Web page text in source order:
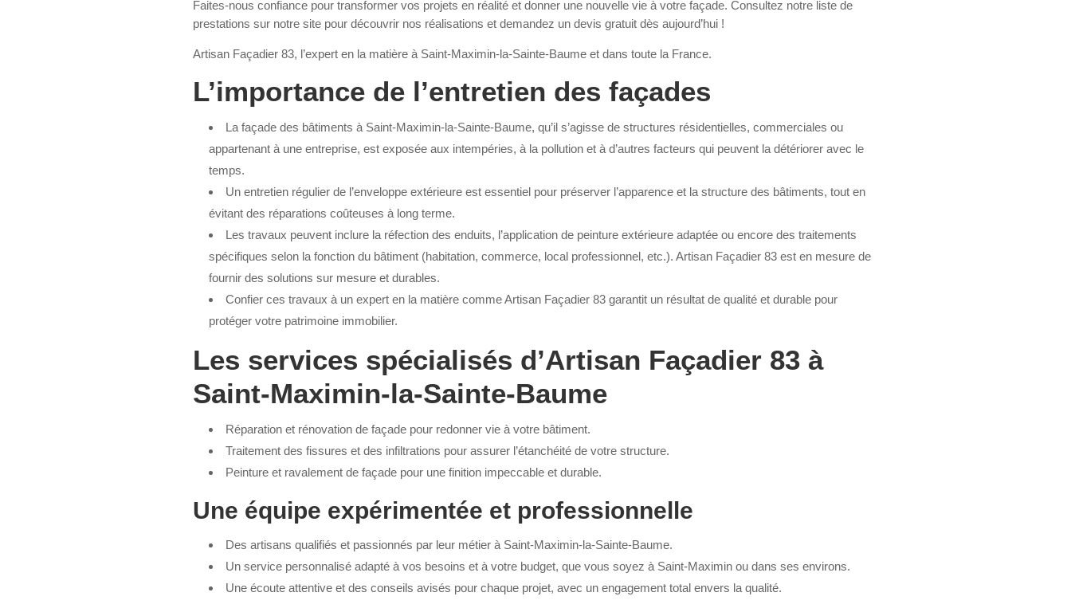
Faites-nous confiance pour transformer vos projets en réalité et donner une nouvelle vie à votre façade. Consultez notre liste de
prestations sur notre site pour découvrir nos réalisations et demandez un devis gratuit dès aujourd’hui !
Artisan Façadier 83, l’expert en la matière à Saint-Maximin-la-Sainte-Baume et dans toute la France.
L’importance de l’entretien des façades
La façade des bâtiments à Saint-Maximin-la-Sainte-Baume, qu’il s’agisse de structures résidentielles, commerciales ou
appartenant à une entreprise, est exposée aux intempéries, à la pollution et à d’autres facteurs qui peuvent la détériorer avec le
temps.
Un entretien régulier de l’enveloppe extérieure est essentiel pour préserver l’apparence et la structure des bâtiments, tout en
évitant des réparations coûteuses à long terme.
Les travaux peuvent inclure la réfection des enduits, l’application de peinture extérieure adaptée ou encore des traitements
spécifiques selon la fonction du bâtiment (habitation, commerce, local professionnel, etc.). Artisan Façadier 83 est en mesure de
fournir des solutions sur mesure et durables.
Confier ces travaux à un expert en la matière comme Artisan Façadier 83 garantit un résultat de qualité et durable pour
protéger votre patrimoine immobilier.
Les services spécialisés d’Artisan Façadier 83 à
Saint-Maximin-la-Sainte-Baume
Réparation et rénovation de façade pour redonner vie à votre bâtiment.
Traitement des fissures et des infiltrations pour assurer l’étanchéité de votre structure.
Peinture et ravalement de façade pour une finition impeccable et durable.
Une équipe expérimentée et professionnelle
Des artisans qualifiés et passionnés par leur métier à Saint-Maximin-la-Sainte-Baume.
Un service personnalisé adapté à vos besoins et à votre budget, que vous soyez à Saint-Maximin ou dans ses environs.
Une écoute attentive et des conseils avisés pour chaque projet, avec un engagement total envers la qualité.